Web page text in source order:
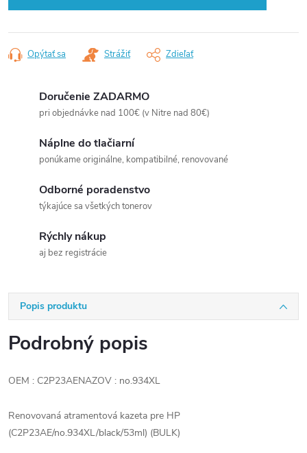
Opýtať sa Strážiť Zdieľať
Doručenie ZADARMO
pri objednávke nad 100€ (v Nitre nad 80€)
Náplne do tlačiarní
ponúkame originálne, kompatibilné, renovované
Odborné poradenstvo
týkajúce sa všetkých tonerov
Rýchly nákup
aj bez registrácie
Popis produktu
Podrobný popis
OEM : C2P23AENAZOV : no.934XL
Renovovaná atramentová kazeta pre HP
(C2P23AE/no.934XL/black/53ml) (BULK)